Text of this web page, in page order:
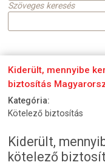
Szöveges keresés
Kiderült, mennyibe
biztosítás
Kategória:
Kötelező biztosítás
Kiderült,
kötelező